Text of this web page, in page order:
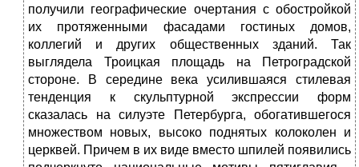
получили географические очертания с обостройкой
их протяженными фасадами гостиных домов,
коллегий и других общественных зданий. Так
выглядела Троицкая площадь на Петроградской
стороне. В середине века усилившаяся стилевая
тенденция к скульптурной экспрессии форм
сказалась на силуэте Петербурга, обогатившегося
множеством новых, высоко поднятых колоколен и
церквей. Причем в их виде вместо шпилей появились